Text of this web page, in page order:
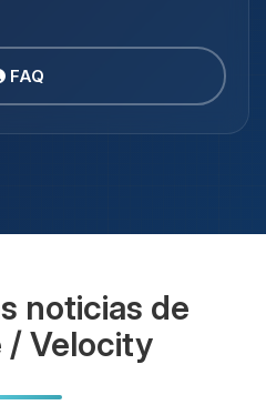
FAQ
noticias de
/ Velocity